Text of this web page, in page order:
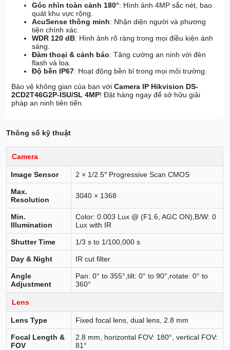
Góc nhìn toàn cảnh 180°: Hình ảnh 4MP sắc nét, bao
quát khu vực rộng.
AcuSense thông minh: Nhận diện người và phương
tiện chính xác.
WDR 120 dB: Hình ảnh rõ ràng trong mọi điều kiện ánh
sáng.
Đàm thoại & cảnh báo: Tăng cường an ninh với đèn
flash và loa.
Độ bền IP67: Hoạt động bền bỉ trong mọi môi trường.
Bảo vệ không gian của bạn vớiCamera IP Hikvision DS-
2CD2T46G2P-ISU/SL 4MP! Đặt hàng ngay để sở hữu giải
pháp an ninh tiên tiến.
Thông số kỹ thuật
Camera
Image Sensor 2 × 1/2.5″ Progressive Scan CMOS
Max.
Resolution
3040 × 1368
Min.
Illumination
Color: 0.003 Lux @ (F1.6, AGC ON),B/W: 0
Lux with IR
Shutter Time 1/3 s to 1/100,000 s
Day & Night IR cut filter
Angle
Adjustment
Pan: 0° to 355°,tilt: 0° to 90°,rotate: 0° to
360°
Lens
Lens Type Fixed focal lens, dual lens, 2.8 mm
Focal Length &
FOV
2.8 mm, horizontal FOV: 180°, vertical FOV:
81°